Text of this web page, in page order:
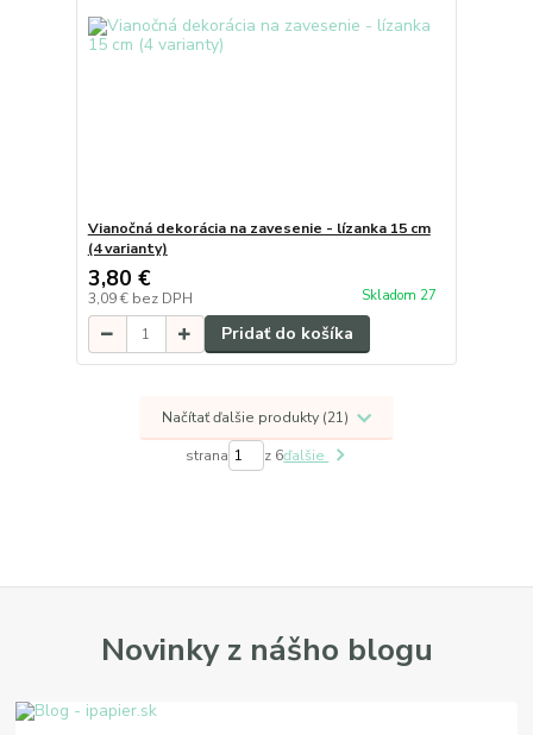
Vianočná dekorácia na zavesenie - lízanka 15 cm
(4 varianty)
3,80 €
3,09 € bez DPH Skladom 27
Pridať do košíka
Načítať ďalšie produkty (21)
strana z 6ďalšie
Novinky z nášho blogu